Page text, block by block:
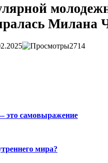
Милана
2714
это самовыражение
мира?